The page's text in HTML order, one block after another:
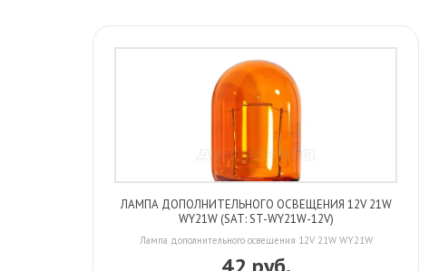
ЛАМПА ДОПОЛНИТЕЛЬНОГО ОСВЕЩЕНИЯ 12V 21W
WY21W (SAT: ST-WY21W-12V)
Лампа дополнительного освещения 12V 21W WY21W